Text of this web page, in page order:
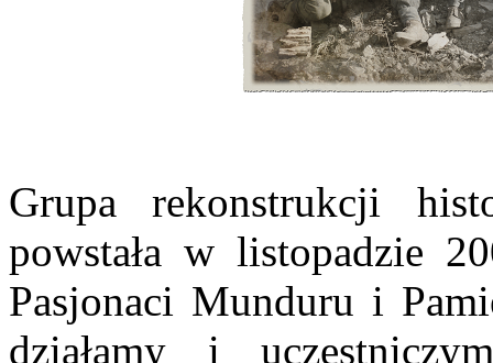
Grupa rekonstrukcji
powstała w listopadzie
Pasjonaci Munduru i
działamy i